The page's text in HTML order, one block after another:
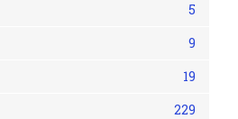
5
9
19
229